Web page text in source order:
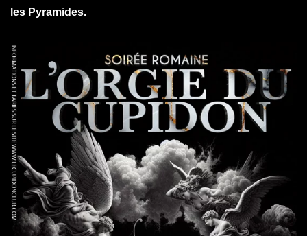
les Pyramides.